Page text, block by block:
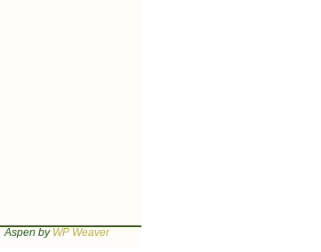
Aspen by WP Weaver